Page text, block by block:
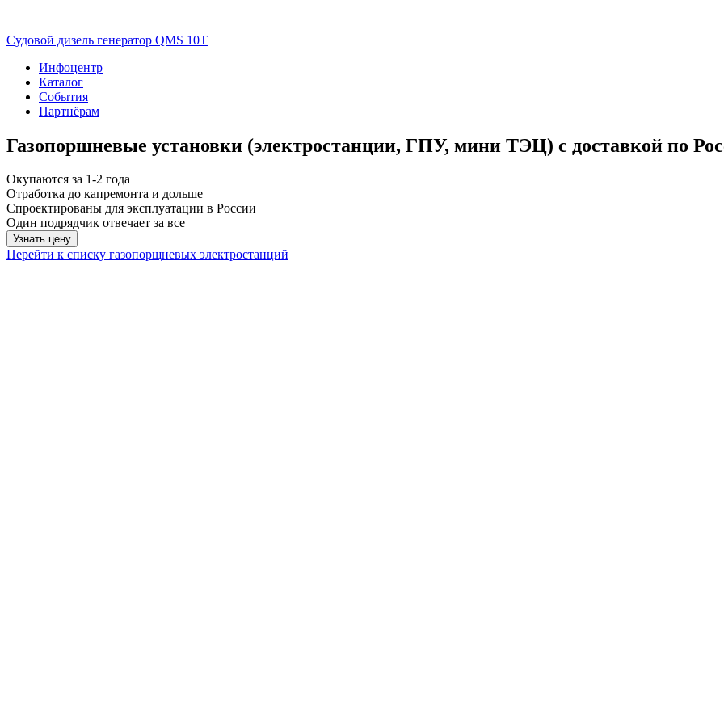
Судовой дизель генератор QMS 10T
Инфоцентр
Каталог
События
Партнёрам
Газопоршневые установки (электростанции, ГПУ, мини ТЭЦ) с доставкой по
Окупаются за 1-2 года
Отработка до капремонта и дольше
Спроектированы для эксплуатации в России
Один подрядчик отвечает за все
Узнать цену
Перейти к списку газопорщневых электростанций